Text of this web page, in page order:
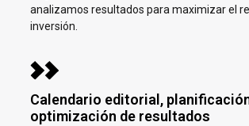
analizamos resultados para maximizar el
inversión.
Calendario editorial,
optimización de resultados